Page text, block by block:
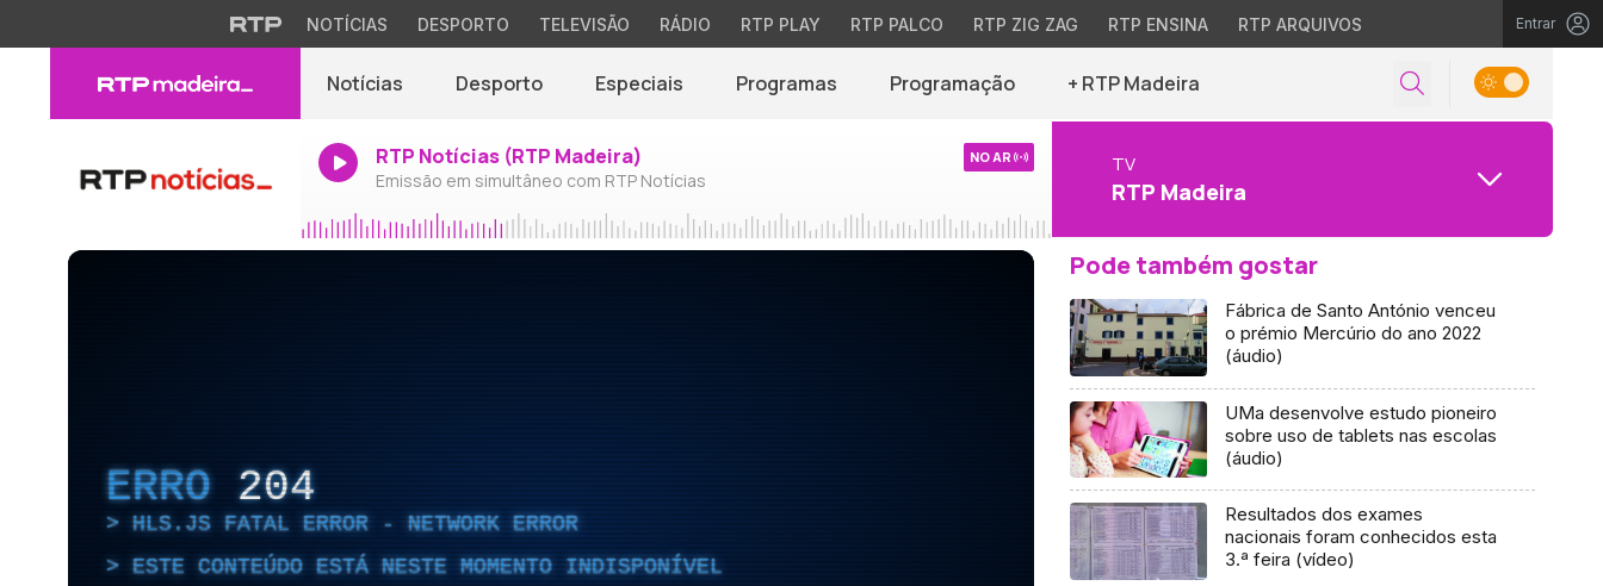
NOTÍCIAS DESPORTO TELEVISÃO RÁDIO RTP PLAY RTP PALCO RTP ZIG ZAG RTP ENSINA RTP ARQUIVOS Entrar
Notícias Desporto Especiais Programas Programação + RTP Madeira
RTP Notícias (RTP Madeira)
Emissão em simultâneo com RTP Notícias
NO AR TV
RTP Madeira
ERRO 204
HLS.JS FATAL ERROR - NETWORK ERROR
ESTE CONTEÚDO ESTÁ NESTE MOMENTO INDISPONÍVEL
Pode também gostar
Fábrica de Santo António venceu
o prémio Mercúrio do ano 2022
(áudio)
UMa desenvolve estudo pioneiro
sobre uso de tablets nas escolas
(áudio)
Resultados dos exames
nacionais foram conhecidos esta
3.ª feira (vídeo)